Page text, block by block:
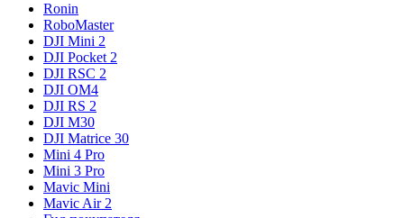
Ronin
RoboMaster
DJI Mini 2
DJI Pocket 2
DJI RSC 2
DJI OM4
DJI RS 2
DJI M30
DJI Matrice 30
Mini 4 Pro
Mini 3 Pro
Mavic Mini
Mavic Air 2